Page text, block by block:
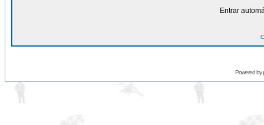
Entrar
Powered by